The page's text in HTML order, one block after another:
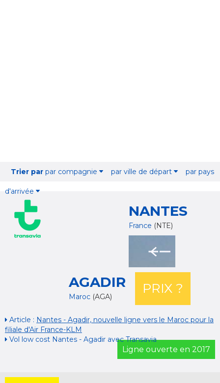
Trier par par compagnie par ville de départ par pays
d'arrivée
NANTES
France (NTE)
AGADIR
Maroc (AGA)
PRIX ?
Article : Nantes - Agadir, nouvelle ligne vers le Maroc pour la
filiale d'Air France-KLM
Vol low cost Nantes - Agadir avec Transavia
Ligne ouverte en 2017